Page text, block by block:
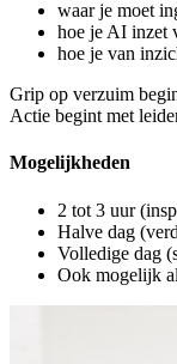
waar je moet
hoe je AI inzet
hoe je van
Grip op verzuim
Actie begint met
Mogelijkheden
2 tot 3 uur
Halve dag
Volledige dag
Ook mogelijk